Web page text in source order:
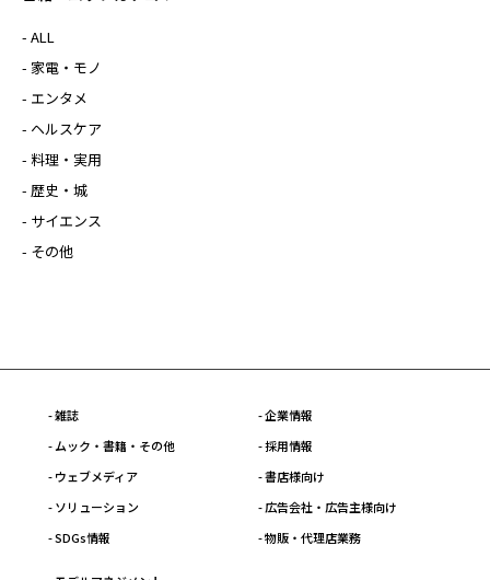
- ALL
- 家電・モノ
- エンタメ
- ヘルスケア
- 料理・実用
- 歴史・城
- サイエンス
- その他
- 雑誌
- ムック・書籍・その他
- ウェブメディア
- ソリューション
- SDGs情報
- 企業情報
- 採用情報
- 書店様向け
- 広告会社・広告主様向け
- 物販・代理店業務